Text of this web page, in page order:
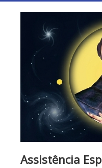
Assistência